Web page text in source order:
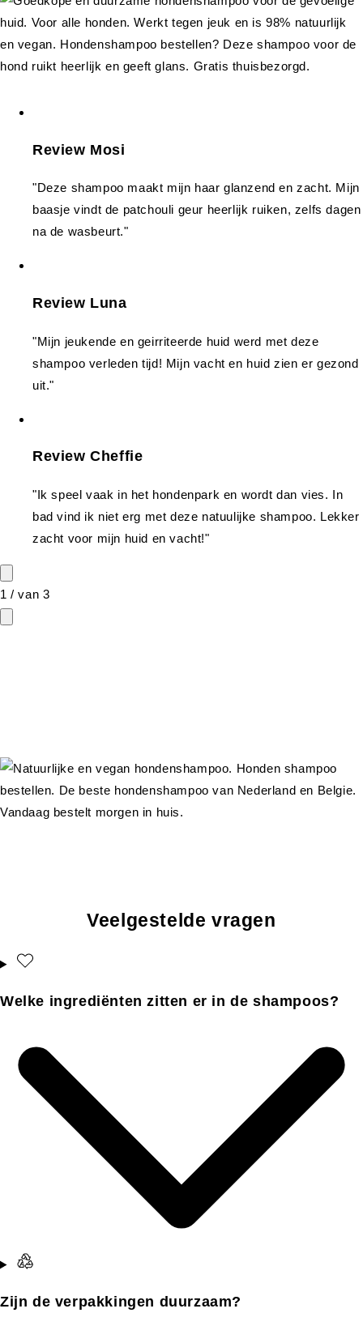
Review Mosi
"Deze shampoo maakt mijn haar glanzend en zacht. Mijn
baasje vindt de patchouli geur heerlijk ruiken, zelfs dagen
na de wasbeurt."
Review Luna
"Mijn jeukende en geirriteerde huid werd met deze
shampoo verleden tijd! Mijn vacht en huid zien er gezond
uit."
Review Cheffie
"Ik speel vaak in het hondenpark en wordt dan vies. In
bad vind ik niet erg met deze natuulijke shampoo. Lekker
zacht voor mijn huid en vacht!"
1 /van 3
Veelgestelde vragen
Welke ingrediënten zitten er in de shampoos?
Zijn de verpakkingen duurzaam?